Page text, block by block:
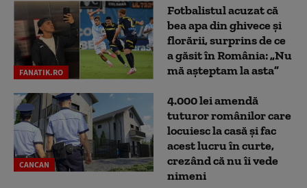
FANATIK.RO
Fotbalistul acuzat că
bea apa din ghivece și
florării, surprins de ce
a găsit în România: „Nu
mă așteptam la asta”
CANCAN
4.000 lei amendă
tuturor românilor care
locuiesc la casă și fac
acest lucru în curte,
crezând că nu îi vede
nimeni